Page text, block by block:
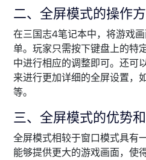
二、全屏模式的操作
在三国志4笔记本中，将游戏
单。玩家只需按下键盘上的特
中进行相应的调整即可。还可
来进行更加详细的全屏设置，
等。
三、全屏模式的优势
全屏模式相较于窗口模式具有
能够提供更大的游戏画面，使